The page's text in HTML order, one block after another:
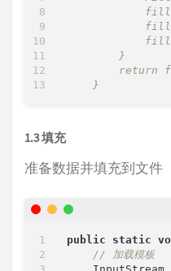
        }
return
1.3 填充
准备数据并填充到文件
public static
// 加载模板